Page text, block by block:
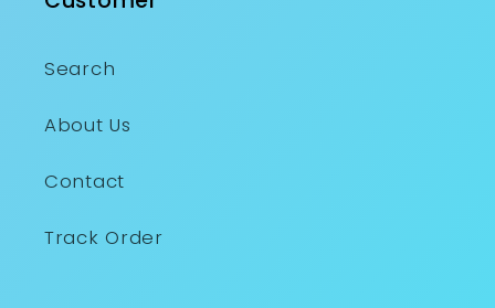
Search
About Us
Contact
Track Order